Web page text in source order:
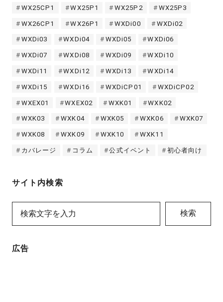
WX25CP1 WX25P1 WX25P2 WX25P3
WX26CP1 WX26P1 WXDi00 WXDi02
WXDi03 WXDi04 WXDi05 WXDi06
WXDi07 WXDi08 WXDi09 WXDi10
WXDi11 WXDi12 WXDi13 WXDi14
WXDi15 WXDi16 WXDiCP01 WXDiCP02
WXEX01 WXEX02 WXK01 WXK02
WXK03 WXK04 WXK05 WXK06 WXK07
WXK08 WXK09 WXK10 WXK11
カバレージ コラム 公式イベント 初心者向け
サイト内検索
検索
広告